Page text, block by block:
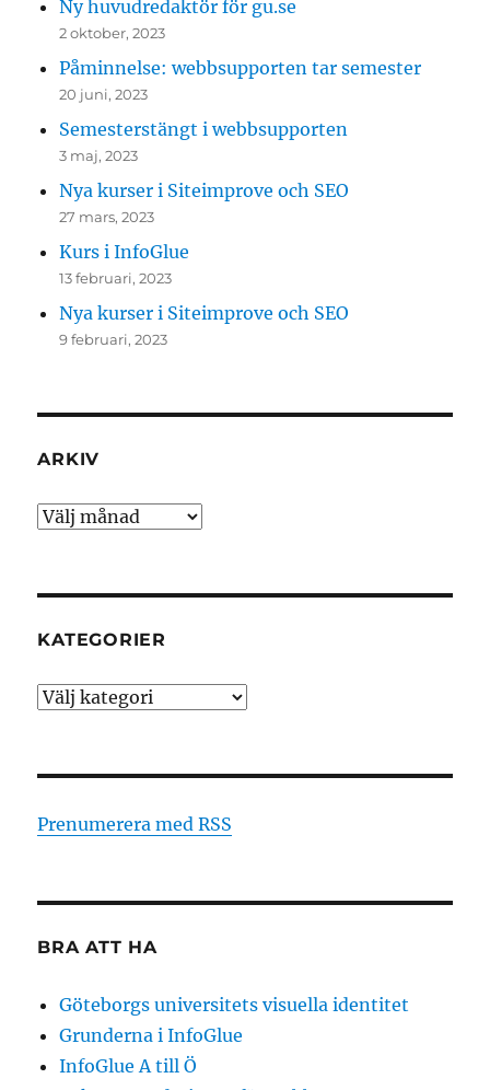
Ny huvudredaktör för gu.se
2 oktober, 2023
Påminnelse: webbsupporten tar semester
20 juni, 2023
Semesterstängt i webbsupporten
3 maj, 2023
Nya kurser i Siteimprove och SEO
27 mars, 2023
Kurs i InfoGlue
13 februari, 2023
Nya kurser i Siteimprove och SEO
9 februari, 2023
ARKIV
Arkiv
KATEGORIER
Kategorier
Prenumerera med RSS
BRA ATT HA
Göteborgs universitets visuella identitet
Grunderna i InfoGlue
InfoGlue A till Ö